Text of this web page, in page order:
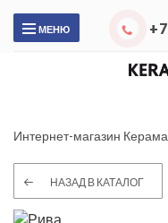
МЕНЮ
Интернет-магазин
НАЗАД В КАТАЛОГ